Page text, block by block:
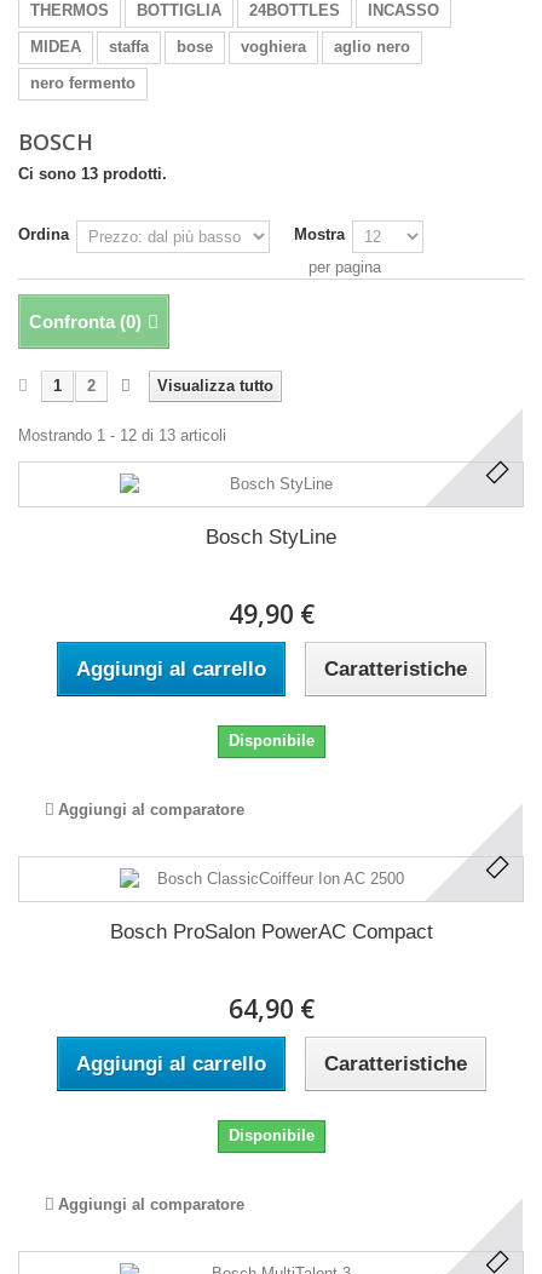
THERMOS BOTTIGLIA 24BOTTLES
INCASSO
MIDEA
staffa bose voghiera
aglio nero
nero fermento
BOSCH
Ci sono 13 prodotti.
Ordina
Mostra
per pagina
Confronta (0)
Visualizza tutto
1 2
Mostrando 1 - 12 di 13 articoli
Bosch StyLine
49,90 €
Aggiungi al carrello Caratteristiche
Disponibile
Aggiungi al comparatore
Bosch ProSalon PowerAC Compact
64,90 €
Aggiungi al carrello Caratteristiche
Disponibile
Aggiungi al comparatore